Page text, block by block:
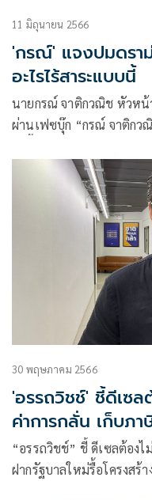
11 มิถุนายน 2566
'กรณ์' แจงปมดราม่
อะไรไร้สาระแบบนี้
นายกรณ์ จาติกวณิช หัวห
ผ่านเฟซบุ๊ก “กรณ์ จาติกว
30 พฤษภาคม 2566
'อรรถวิชช์' ชี้ดีเซ
ค่าการกลั่น เก็บภ
“อรรถวิชช์” ชี้ ดีเซลต้อง
ฝากรัฐบาลใหม่รื้อโครงสร้